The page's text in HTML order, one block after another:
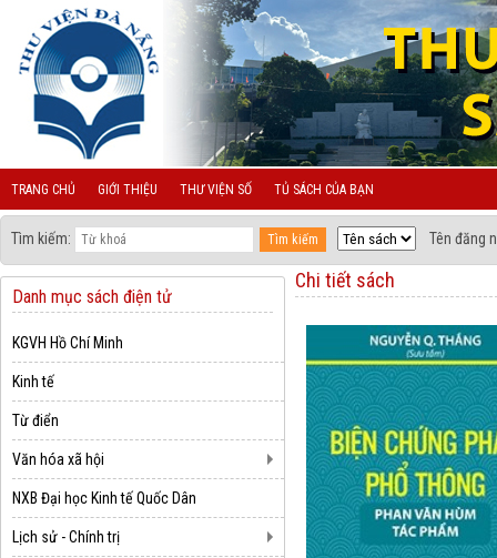
TRANG CHỦ GIỚI THIỆU THƯ VIỆN SỐ TỦ SÁCH CỦA BẠN
Tìm kiếm: Tên đăng
Danh mục sách điện tử
KGVH Hồ Chí Minh
Kinh tế
Từ điển
Văn hóa xã hội
NXB Đại học Kinh tế Quốc Dân
Lịch sử - Chính trị
Chi tiết sách